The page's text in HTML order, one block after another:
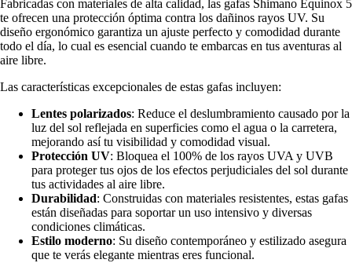
Fabricadas con materiales de alta calidad, las gafas Shimano Equinox 5
te ofrecen una protección óptima contra los dañinos rayos UV. Su
diseño ergonómico garantiza un ajuste perfecto y comodidad durante
todo el día, lo cual es esencial cuando te embarcas en tus aventuras al
aire libre.
Las características excepcionales de estas gafas incluyen:
Lentes polarizados: Reduce el deslumbramiento causado por la
luz del sol reflejada en superficies como el agua o la carretera,
mejorando así tu visibilidad y comodidad visual.
Protección UV: Bloquea el 100% de los rayos UVA y UVB
para proteger tus ojos de los efectos perjudiciales del sol durante
tus actividades al aire libre.
Durabilidad: Construidas con materiales resistentes, estas gafas
están diseñadas para soportar un uso intensivo y diversas
condiciones climáticas.
Estilo moderno: Su diseño contemporáneo y estilizado asegura
que te verás elegante mientras eres funcional.